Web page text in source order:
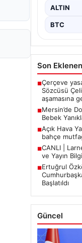
Aile,
ALTIN
BTC
Son
■Çerçeve
Sözcüsü
aşamasına
■Mersin’de
Bebek
■Açık Hava
bahçe
■CANLI |
ve Yayın
■Ertuğrul
Başlatıldı
Güncel